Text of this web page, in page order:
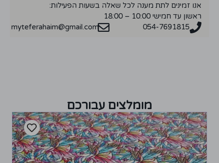
אנו זמינים לתת מענה לכל שאלה בשעות הפעילות:
ראשון עד חמישי 10:00 – 18:00
054-7691815
myteferahaim@gmail.com
מומלצים עבורכם